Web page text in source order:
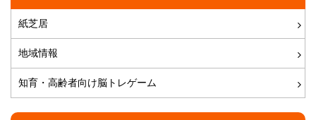
紙芝居
地域情報
知育・高齢者向け脳トレゲーム